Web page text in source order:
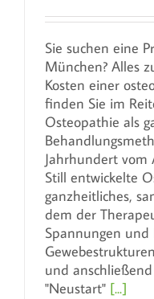
Sie suchen eine
München? Alles
Kosten einer
finden Sie im
Osteopathie als
Jahrhundert vom
Still entwickelte
ganzheitliches,
dem der
Spannungen und
und
"Neustart" [...]